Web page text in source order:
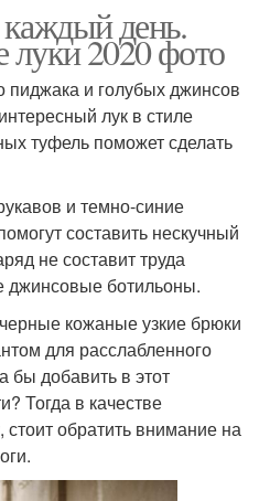
день.
2020 фото
пиджака и голубых джинсов
лук в стиле
туфель поможет сделать
и темно-синие
составить нескучный
не составит труда
джинсовые ботильоны.
кожаные узкие брюки
для расслабленного
бы добавить в этот
Тогда в качестве
обратить внимание на